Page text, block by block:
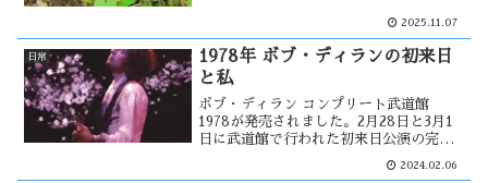
そらく熊の物だろう。秋田県では、熊に
2025.11.07
日常
1978年 ボブ・ディランの初来日
と私
ボブ・ディラン コンプリート武道館
1978が発売されました。2月28日と3月1
日に武道館で行われた初来日公演の完全
自分も見に行く事が出来るはずだった。
2024.02.06